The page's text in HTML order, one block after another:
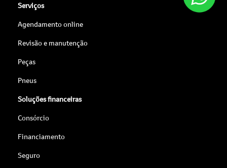
Serviços
Agendamento online
Revisão e manutenção
Peças
Pneus
Soluções financeiras
Consórcio
Financiamento
Seguro